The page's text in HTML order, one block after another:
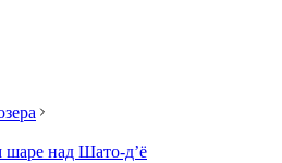
над Шато-д’ё